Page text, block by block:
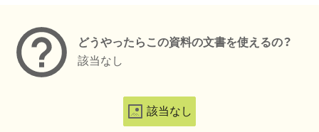
どうやったらこの資料の文書を使えるの？
該当なし
該当なし